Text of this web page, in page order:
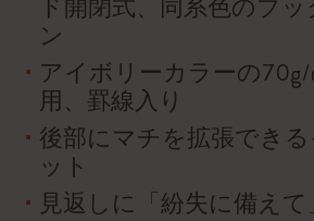
ド開閉式、同系色のブ
ン
アイボリーカラーの70g/
用、罫線入り
後部にマチを拡張でき
ット
見返しに「紛失に備えて